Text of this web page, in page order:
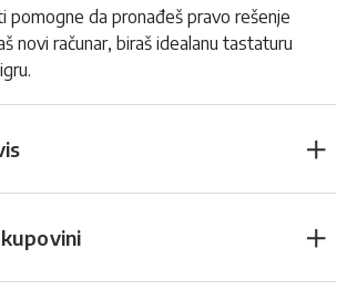
pomogne da pronađeš pravo rešenje
novi računar, biraš idealanu tastaturu